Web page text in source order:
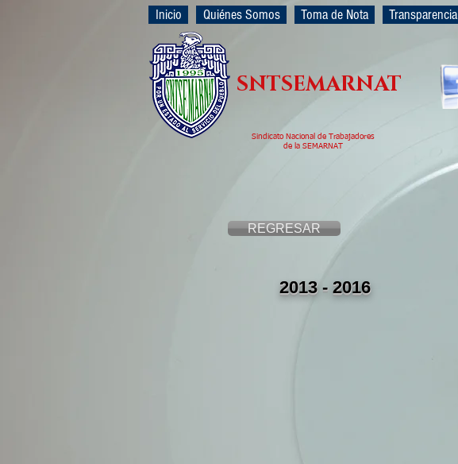
Inicio Quiénes Somos Toma de Nota Transparencia
SNTSEMARNAT
Sindicato Nacional de Trabajadores
de la SEMARNAT
REGRESAR
2013 - 2016